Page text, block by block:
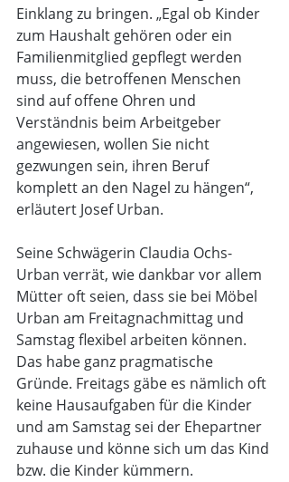
Einklang zu bringen. „Egal ob Kinder
zum Haushalt gehören oder ein
Familienmitglied gepflegt werden
muss, die betroffenen Menschen
sind auf offene Ohren und
Verständnis beim Arbeitgeber
angewiesen, wollen Sie nicht
gezwungen sein, ihren Beruf
komplett an den Nagel zu hängen“,
erläutert Josef Urban.
Seine Schwägerin Claudia Ochs-
Urban verrät, wie dankbar vor allem
Mütter oft seien, dass sie bei Möbel
Urban am Freitagnachmittag und
Samstag flexibel arbeiten können.
Das habe ganz pragmatische
Gründe. Freitags gäbe es nämlich oft
keine Hausaufgaben für die Kinder
und am Samstag sei der Ehepartner
zuhause und könne sich um das Kind
bzw. die Kinder kümmern.